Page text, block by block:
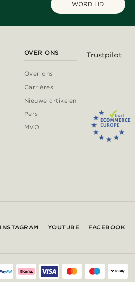
WORD LID
OVER ONS
Over ons
Carrières
Nieuwe artikelen
Pers
MVO
Trustpilot
INSTAGRAM YOUTUBE FACEBOOK